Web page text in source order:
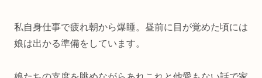
私自身仕事で疲れ朝から爆睡。昼前に目が覚めた頃には
娘は出かる準備をしています。